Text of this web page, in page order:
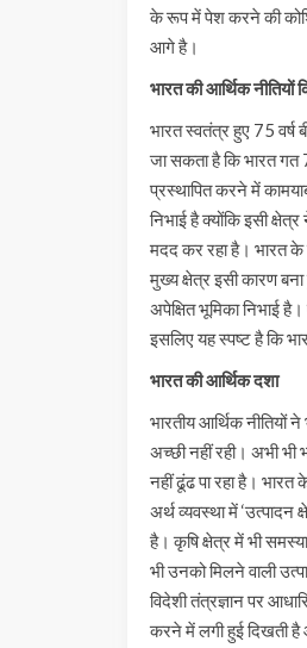
के रूप में पेश करने की
आगे है।
भारत की आर्थिक नीतियों
भारत स्वतंत्र हुए 75 वर्ष
जा सकता है कि भारत गत
प्रस्थापित करने में
निभाई है क्योंकि इसी
मदद कर रहा है। भारत के
मुख्य क्षेत्र इसी कारण
अपेक्षित भूमिका निभाई
इसलिए यह स्पष्ट है कि
भारत की आर्थिक दशा
भारतीय आर्थिक नीतियों
अच्छी नहीं रही। अभी
नहीं ढूंढ पा रहा है। भारत
अर्थ व्यवस्था में ‘उत्पादन
है। कृषि क्षेत्र में भी
भी उनको मिलने वाली
विदेशी तंत्रज्ञान पर
करने में लगी हुई दिखती है